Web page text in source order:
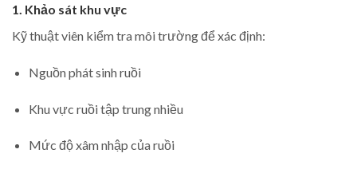
1. Khảo sát khu vực
Kỹ thuật viên kiểm tra môi trường để xác định:
Nguồn phát sinh ruồi
Khu vực ruồi tập trung nhiều
Mức độ xâm nhập của ruồi